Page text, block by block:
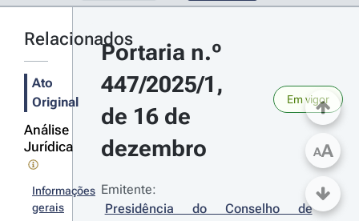
Relacionados
Ato
Original
Análise
Jurídica
Informações
gerais
Portaria n.º
447/2025/1,
de 16 de
dezembro
Em vigor
Emitente:
Presidência do Conselho de
AA